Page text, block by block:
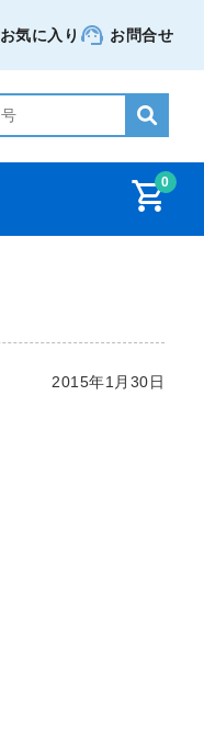
お気に入り お問合せ
0
2015年1月30日